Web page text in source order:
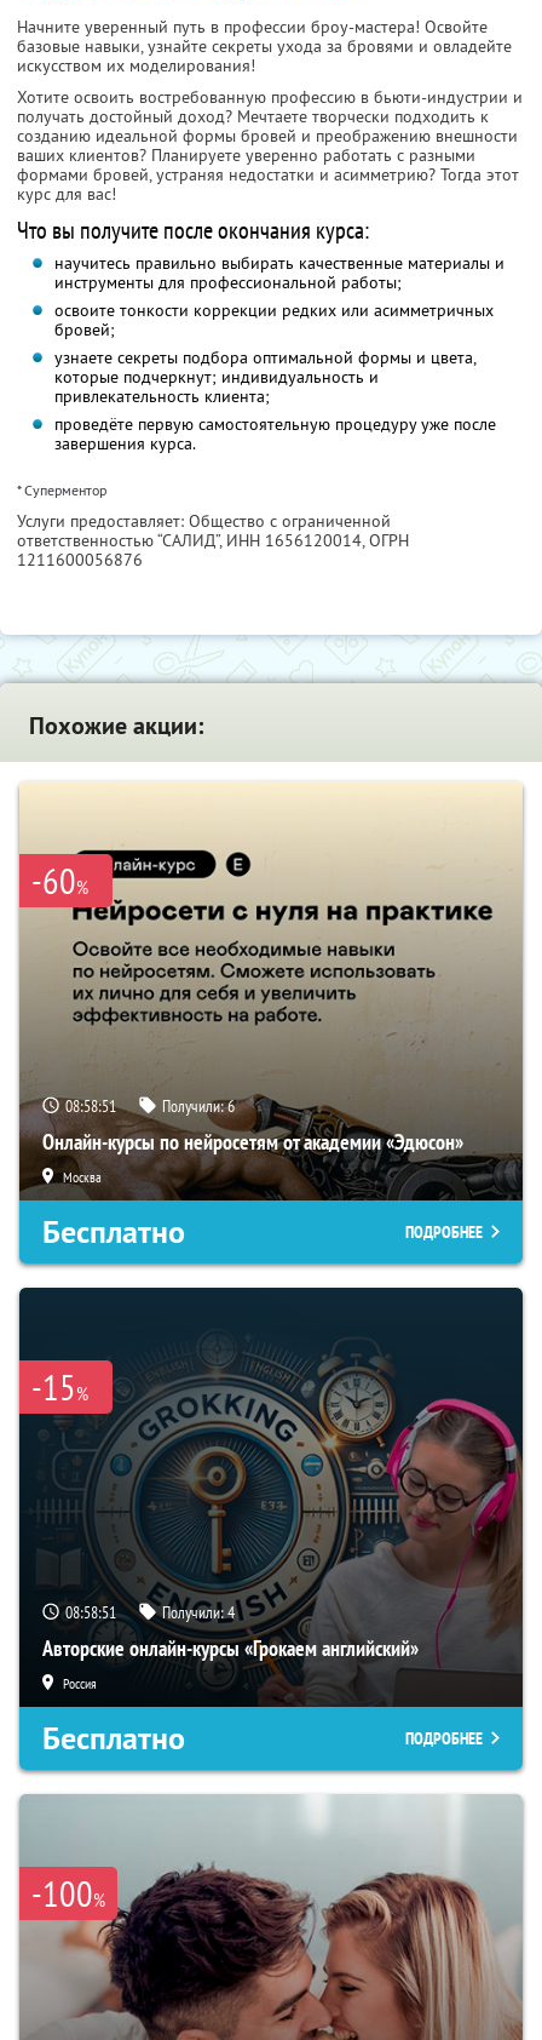
Начните уверенный путь в профессии броу-мастера! Освойте
базовые навыки, узнайте секреты ухода за бровями и овладейте
искусством их моделирования!
Хотите освоить востребованную профессию в бьюти-индустрии и
получать достойный доход? Мечтаете творчески подходить к
созданию идеальной формы бровей и преображению внешности
ваших клиентов? Планируете уверенно работать с разными
формами бровей, устраняя недостатки и асимметрию? Тогда этот
курс для вас!
Что вы получите после окончания курса:
научитесь правильно выбирать качественные материалы и
инструменты для профессиональной работы;
освоите тонкости коррекции редких или асимметричных
бровей;
узнаете секреты подбора оптимальной формы и цвета,
которые подчеркнут; индивидуальность и
привлекательность клиента;
проведёте первую самостоятельную процедуру уже после
завершения курса.
* Суперментор
Услуги предоставляет: Общество с ограниченной
ответственностью “САЛИД”, ИНН 1656120014, ОГРН
1211600056876
Похожие акции:
-60%
08:58:50 Получили:6
Онлайн-курсы по нейросетям от академии «Эдюсон»
Москва
Бесплатно ПОДРОБНЕЕ
-15%
08:58:50 Получили:4
Авторские онлайн-курсы «Грокаем английский»
Россия
Бесплатно ПОДРОБНЕЕ
-100%